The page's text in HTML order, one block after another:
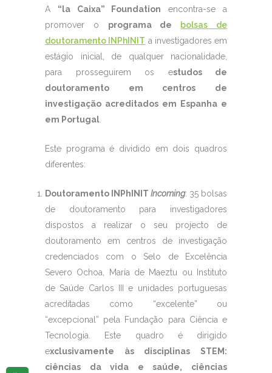
A “la Caixa” Foundation encontra-se a
promover o programa de
bolsas de
doutoramento INPhINIT a investigadores em
estágio inicial, de qualquer nacionalidade,
para prosseguirem os estudos de
doutoramento em centros de
investigação acreditados em Espanha e
em Portugal
Este programa é dividido em dois quadros
diferentes:
Doutoramento INPhINIT Incoming: 35 bolsas
de doutoramento para investigadores
dispostos a realizar o seu projecto de
doutoramento em centros de investigação
credenciados com o Selo de Excelência
Severo Ochoa, María de Maeztu ou Instituto
de Saúde Carlos III e unidades portuguesas
acreditadas como “excelente” ou
“excepcional” pela Fundação para Ciência e
Tecnologia. Este quadro é dirigido
exclusivamente às disciplinas STEM:
ciências da vida e saúde, ciências